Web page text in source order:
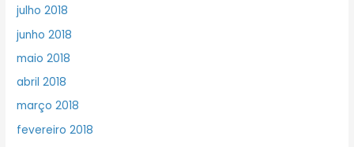
julho 2018
junho 2018
maio 2018
abril 2018
março 2018
fevereiro 2018